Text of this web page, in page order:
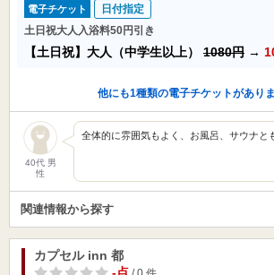
電子チケット
日付指定
土日祝大人入浴料50円引き
【土日祝】大人（中学生以上） 1080円 →
他にも1種類の電子チケットがあり
40代 男
性
全体的に雰囲気もよく、お風呂、サウナと
関連情報から探す
カプセル inn 都